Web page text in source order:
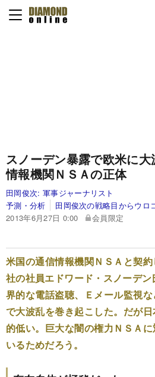
スノーデン暴露で欧米に大
情報機関ＮＳＡの正体
田岡俊次: 軍事ジャーナリスト
予測・分析
田岡俊次の戦略目からウロ
2013年6月27日 0:00
会員限定
米国の通信情報機関ＮＳＡと契
社の社員エドワード・スノーデ
界的な電話盗聴、Ｅメール監視
で大波乱を巻き起こした。だが
的低い。巨大な闇の権力ＮＳＡ
いるためだろう。